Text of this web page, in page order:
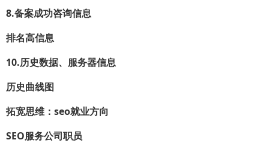
8.备案成功咨询信息
排名高信息
10.历史数据、服务器信息
历史曲线图
拓宽思维：seo就业方向
SEO服务公司职员